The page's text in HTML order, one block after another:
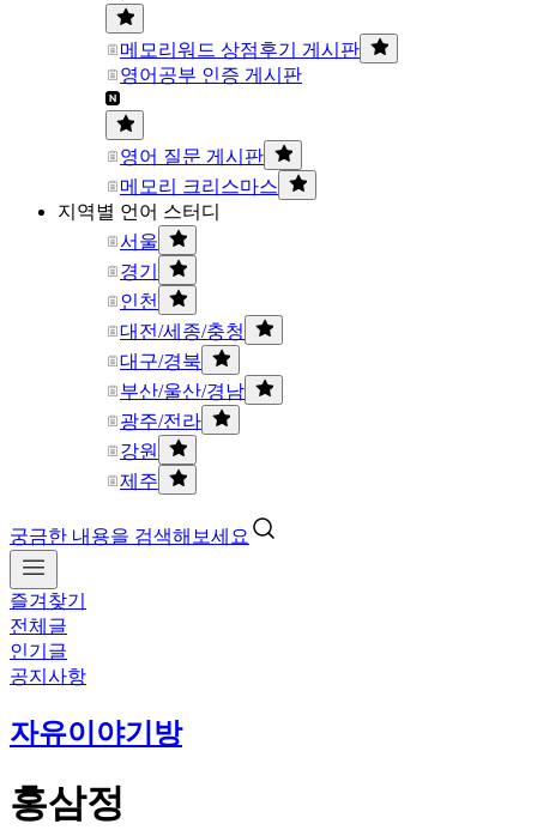
메모리워드 상점후기 게시판
영어공부 인증 게시판
영어 질문 게시판
메모리 크리스마스
지역별 언어 스터디
서울
경기
인천
대전/세종/충청
대구/경북
부산/울산/경남
광주/전라
강원
제주
궁금한 내용을 검색해보세요
즐겨찾기
전체글
인기글
공지사항
자유이야기방
홍삼정